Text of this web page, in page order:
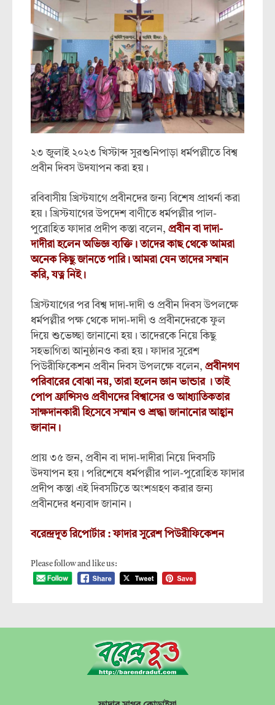
২৩ জুলাই ২০২৩ খিস্টাব্দ সুরশুনিপাড়া ধর্মপল্লীতে বিশ্ব
প্রবীন দিবস উদযাপন করা হয়।
রবিবাসীয় খ্রিস্টযাগে প্রবীনদের জন‍্য বিশেষ প্রাথর্না করা
হয়। খ্রিস্টযাগের উপদেশ বাণীতে ধর্মপল্লীর পাল-
পুরোহিত ফাদার প্রদীপ কস্তা বলেন, প্রবীন বা দাদা-
দাদীরা হলেন অভিজ্ঞ ব‍্যক্তি। তাদের কাছ থেকে আমরা
অনেক কিছু জানতে পারি। আমরা যেন তাদের সম্মান
করি, যত্ন নিই।
খ্রিস্টযাগের পর বিশ্ব দাদা-দাদী ও প্রবীন দিবস উপলক্ষে
ধর্মপল্লীর পক্ষ থেকে দাদা-দাদী ও প্রবীনদেরকে ফুল
দিয়ে শুভেচ্ছা জানানো হয়। তাদেরকে নিয়ে কিছু
সহভাগিতা আনুষ্ঠানও করা হয়। ফাদার সুরেশ
পিউরীফিকেশন প্রবীন দিবস উপলক্ষে বলেন, প্রবীনগণ
পরিবারের বোঝা নয়, তারা হলেন জ্ঞান ভান্ডার । তাই
পোপ ফ্রান্সিসও প্রবীণদের বিশ্বাসের ও আধ‍্যাতিকতার
সাক্ষদানকারী হিসেবে সস্মান ও শ্রদ্ধা জানানোর আহ্বান
জানান।
প্রায় ৩৫ জন, প্রবীন বা দাদা-দাদীরা নিয়ে দিবসটি
উদযাপন হয়। পরিশেষে ধর্মপল্লীর পাল-পুরোহিত ফাদার
প্রদীপ কস্তা এই দিবসটিতে অংশগ্রহণ করার জন‍্য
প্রবীনদের ধন্যবাদ জানান।
বরেন্দ্রদূত রিপোর্টার : ফাদার সুরেশ পিউরীফিকেশন
Please follow and like us: